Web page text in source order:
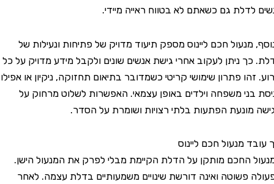
גם כשאתם לא בטווח ראייה מיידי.
חכם ליינוס מספק תיעוד מדויק של פתיחות ונעילות של
ניתן לעקוב אחרי גישת אנשים שונים ולקבל מידע מדויק על כל
פתרון שימושי קריטי כשמדובר בתיאום תחזוקה, ניקיון או אפילו
משפחה וילדים באופן עצמאי. האפשרות לשלוט מרחוק על
הפתעות בלתי רצויות ושומרת על הסדר.
מנעול חכם ליינוס
החכם מותקן על הדלת הקיימת מבלי לפרק את המנעול הישן.
ואינה דורשת שינויים משמעותיים בדלת עצמה. לאחר